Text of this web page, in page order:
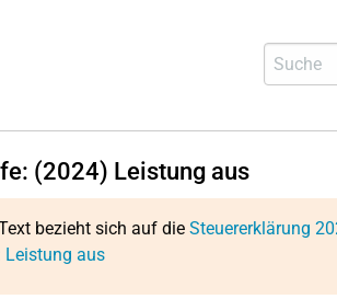
(2024) Leistung aus
bezieht sich auf die Steuererklärung
Leistung aus